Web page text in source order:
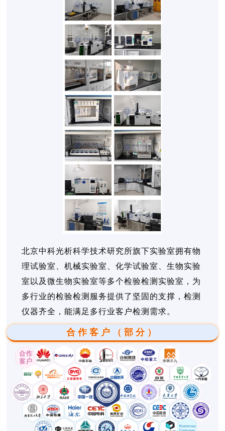
北京中科光析科学技术研究所旗下实验室拥有物
理试验室、机械实验室、化学试验室、生物实验
室以及微生物实验室等多个检验检测实验室，为
多行业的检验检测服务提供了坚固的支撑，检测
仪器齐全，能满足多行业客户检测需求。
合作客户（部分）